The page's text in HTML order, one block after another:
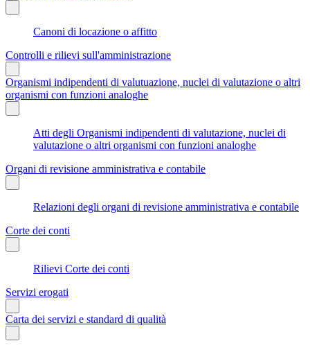
Canoni di locazione o affitto
Controlli e rilievi sull'amministrazione
Organismi indipendenti di valutuazione, nuclei di valutazione o altri
organismi con funzioni analoghe
Atti degli Organismi indipendenti di valutazione, nuclei di
valutazione o altri organismi con funzioni analoghe
Organi di revisione amministrativa e contabile
Relazioni degli organi di revisione amministrativa e contabile
Corte dei conti
Rilievi Corte dei conti
Servizi erogati
Carta dei servizi e standard di qualità